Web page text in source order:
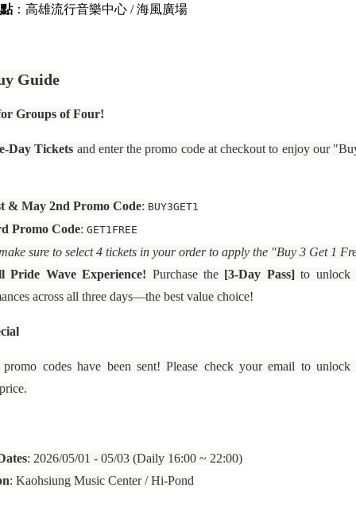
：高雄流行音樂中心 / 海風廣場
Guide
Groups of Four!
Day Tickets and enter the promo code at checkout to enjoy our
& May 2nd Promo Code: BUY3GET1
Promo Code: GET1FREE
sure to select 4 tickets in your order to apply the "Buy 3 Get 1
Pride Wave Experience! Purchase the [3-Day Pass]to unlock
across all three days—the best value choice!
promo codes have been sent! Please check your email to unlock
: 2026/05/01 - 05/03 (Daily 16:00 ~ 22:00)
: Kaohsiung Music Center / Hi-Pond